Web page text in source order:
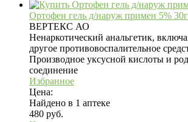
Ортофен гель д/наруж примен 5% 30г
ВЕРТЕКС АО
Ненаркотический анальгетик,
другое противовоспалительное
Производное уксусной кислоты и
соединение
Избранное
Цена:
Найдено в 1 аптеке
480 руб.